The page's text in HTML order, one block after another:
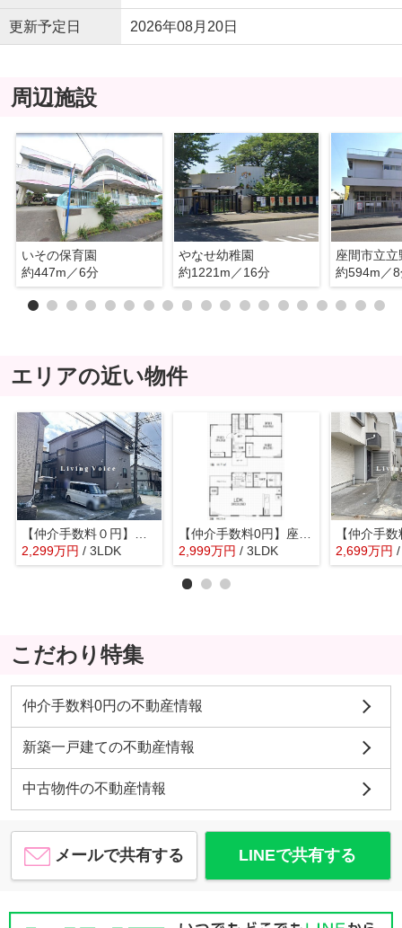
更新予定日 2026年08月20日
周辺施設
いその保育園
約447m／6分
やなせ幼稚園
約1221m／16分
座間市立
約594m／
エリアの近い物件
【仲介手数料０円】座間市栗原中央5丁目 中古一戸建て
2,299万円 / 3LDK
【仲介手数料0円】座間市ひばりが丘5丁目 中古戸建
2,999万円 / 3LDK 2,699万円
こだわり特集
仲介手数料0円の不動産情報
新築一戸建ての不動産情報
中古物件の不動産情報
メールで共有する LINEで共有する